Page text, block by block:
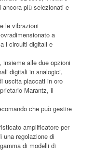
più selezionati e
le vibrazioni
a
i circuiti digitali e
insieme alle due opzioni
digitali in analogici,
uscita placcati in oro
Marantz, il
che può gestire
amplificatore per
una regolazione di
di modelli di